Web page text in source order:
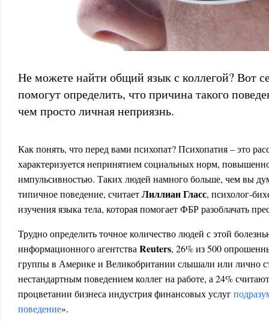
Не можете найти общий язык с коллегой? Вот
помогут определить, что причина такого
чем просто личная неприязнь.
Как понять, что перед вами психопат? Психопатия – это
характеризуется непринятием социальных норм,
импульсивностью. Таких людей намного больше, чем вы
типичное поведение, считаетЛиллиан Гласс, психолог-
изучения языка тела, которая помогает ФБР разоблачать
Трудно определить точное количество людей с этой
информационного агентства Reuters, 26% из 500
группы в Америке и Великобритании слышали или лично
нестандартным поведением коллег на работе, а 24%
процветании бизнеса индустрия финансовых услуг
поведение».